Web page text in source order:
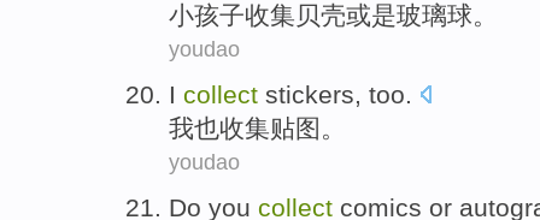
小孩子收集贝壳或是玻璃球。
youdao
I collect stickers, too.
我也收集贴图 。
youdao
Do you collect comics or